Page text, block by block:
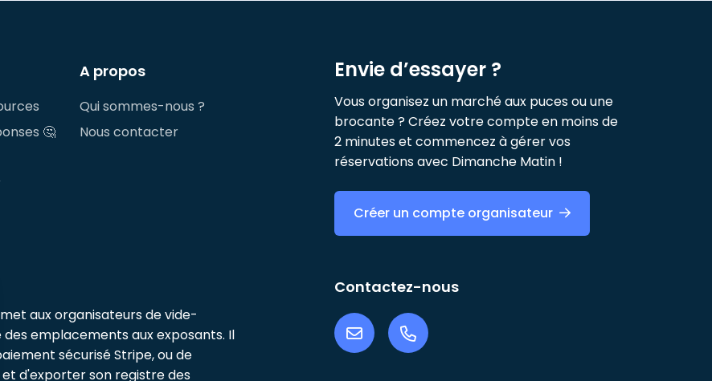
🤔
A propos
Qui sommes-nous ?
Nous contacter
aux organisateurs de vide-
emplacements aux exposants. Il
sécurisé Stripe, ou de
d'exporter son registre des
Envie d’essayer ?
Vous organisez un marché aux puces ou une
brocante ? Créez votre compte en moins de
2 minutes et commencez à gérer vos
réservations avec Dimanche Matin !
Créer un compte organisateur
Contactez-nous